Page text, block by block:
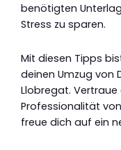
benötigten
Stress zu sparen.
Mit diesen Tipps
deinen Umzug von
Llobregat.
Professionalität
freue dich auf ein